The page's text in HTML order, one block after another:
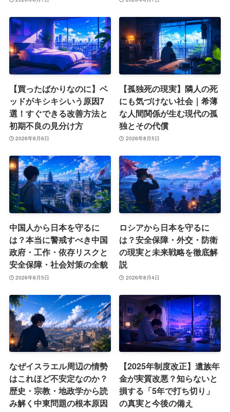
【買ったばかりなのに】ベ
ッドがキシキシいう原因7
選！すぐできる改善方法と
初期不良の見分け方
2026年8月6日
【孤独死の現実】隣人の死
にも気づけない社会｜希薄
な人間関係が生む現代の孤
独とその代償
2026年8月5日
中国人から日本を守るに
は？本当に警戒すべき中国
政府・工作・依存リスクと
安全保障・社会対策の全貌
2026年8月5日
ロシアから日本を守るに
は？安全保障・外交・防衛
の現実と未来戦略を徹底解
説
2026年8月4日
なぜイスラエル周辺の情勢
はこれほど不安定なのか？
歴史・宗教・地政学から読
み解く中東問題の根本原因
【2025年制度改正】遺族年
金が実質改悪？知らないと
損する「5年で打ち切り」
の真実と今後の備え